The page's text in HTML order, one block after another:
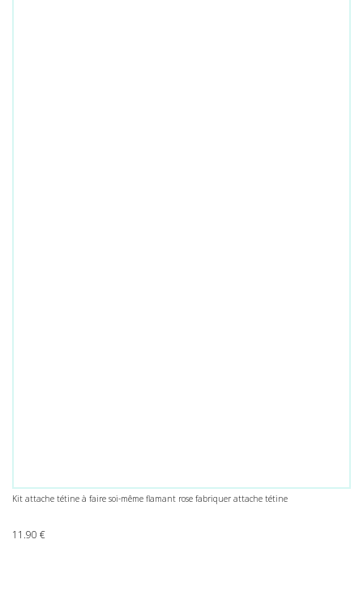
Kit attache tétine à faire soi-même flamant rose fabriquer attache tétine
11.90 €